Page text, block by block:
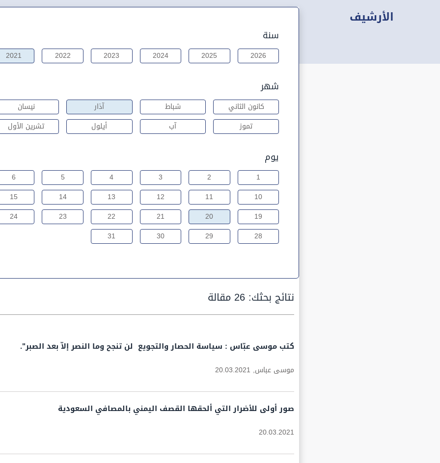
الأرشيف
سنة
2026
2025
2024
2023
2022
2021
شهر
كانون الثاني شباط آذار نيسان
تموز
آب أيلول تشرين الأول
يوم
1
2
3
4
5
6
10
11
12
13
14
15
19
20
21
22
23
24
28
29
30
31
نتائج بحثك: 26 مقالة
كتب موسى عبّاس : سياسة الحصار والتجويع لن تنجح وما النصر إلاّ بعد الصبر".
موسى عباس, 20.03.2021
صور أولى للأضرار التي ألحقها القصف الیمني بالمصافي السعودية
20.03.2021